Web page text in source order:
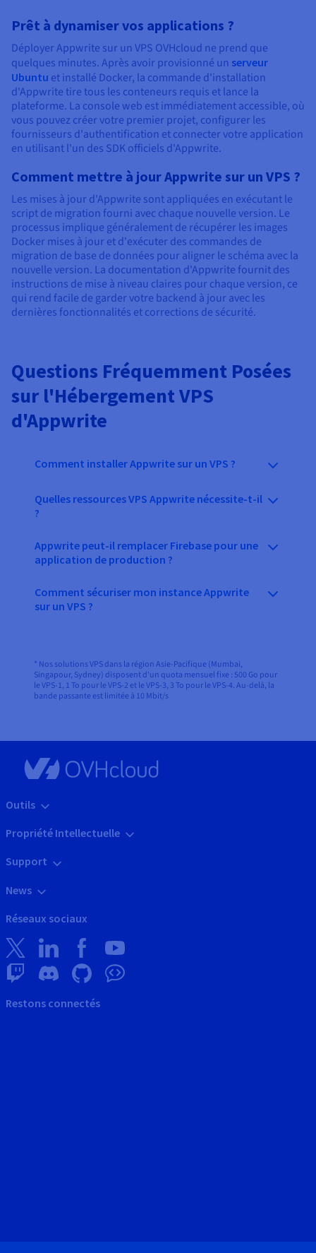
Prêt à dynamiser vos applications ?
Déployer Appwrite sur un VPS OVHcloud ne prend que
quelques minutes. Après avoir provisionné un serveur
Ubuntu et installé Docker, la commande d'installation
d'Appwrite tire tous les conteneurs requis et lance la
plateforme. La console web est immédiatement accessible, où
vous pouvez créer votre premier projet, configurer les
fournisseurs d'authentification et connecter votre application
en utilisant l'un des SDK officiels d'Appwrite.
Comment mettre à jour Appwrite sur un VPS ?
Les mises à jour d'Appwrite sont appliquées en exécutant le
script de migration fourni avec chaque nouvelle version. Le
processus implique généralement de récupérer les images
Docker mises à jour et d'exécuter des commandes de
migration de base de données pour aligner le schéma avec la
nouvelle version. La documentation d'Appwrite fournit des
instructions de mise à niveau claires pour chaque version, ce
qui rend facile de garder votre backend à jour avec les
dernières fonctionnalités et corrections de sécurité.
Questions Fréquemment Posées
sur l'Hébergement VPS
d'Appwrite
Comment installer Appwrite sur un VPS ?
Quelles ressources VPS Appwrite nécessite-t-il
?
Appwrite peut-il remplacer Firebase pour une
application de production ?
Comment sécuriser mon instance Appwrite
sur un VPS ?
* Nos solutions VPS dans la région Asie-Pacifique (Mumbai,
Singapour, Sydney) disposent d'un quota mensuel fixe : 500 Go pour
le VPS-1, 1 To pour le VPS-2 et le VPS-3, 3 To pour le VPS-4. Au-delà, la
bande passante est limitée à 10 Mbit/s
Outils
Propriété Intellectuelle
Support
News
Réseaux sociaux
Restons connectés